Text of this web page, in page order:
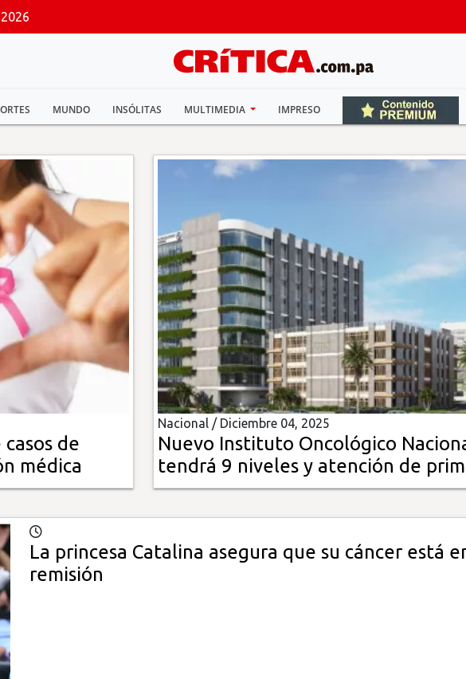
MUNDO INSÓLITAS MULTIMEDIA IMPRESO
de
médica
Nacional / Diciembre 04, 2025
Nuevo Instituto Oncológico
tendrá 9 niveles y atención de
La princesa Catalina asegura que su cáncer está
remisión